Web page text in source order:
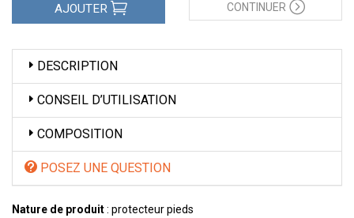
AJOUTER CONTINUER
DESCRIPTION
CONSEIL D’UTILISATION
COMPOSITION
POSEZ UNE QUESTION
Nature de produit: protecteur pieds